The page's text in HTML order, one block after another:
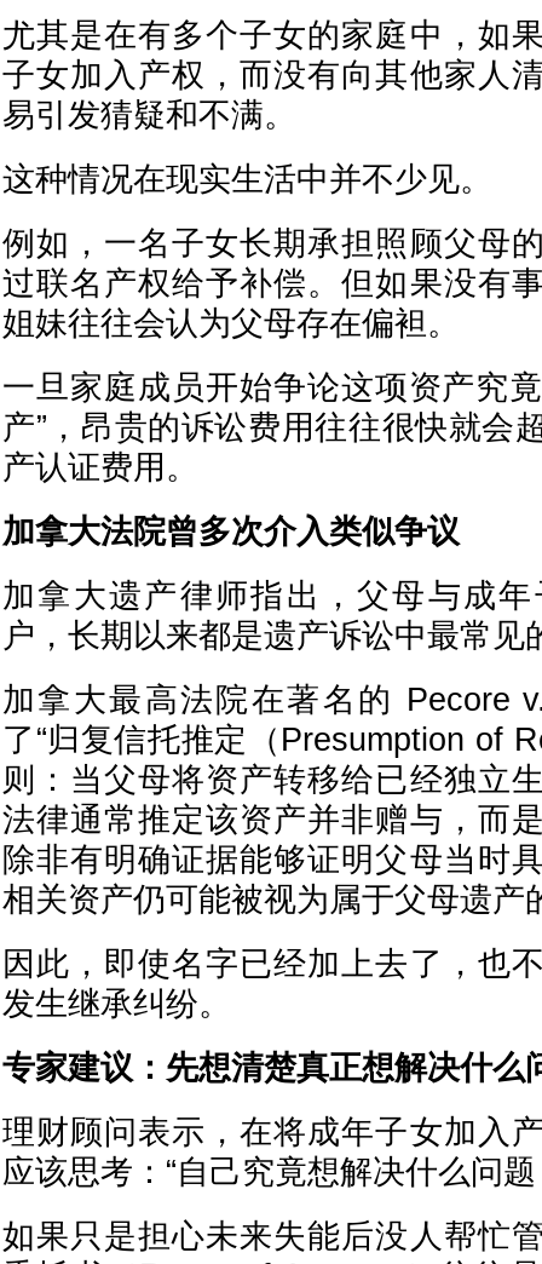
尤其是在有多个子女的家庭中，如
子女加入产权，而没有向其他家人
易引发猜疑和不满。
这种情况在现实生活中并不少见。
例如，一名子女长期承担照顾父母
过联名产权给予补偿。但如果没有
姐妹往往会认为父母存在偏袒。
一旦家庭成员开始争论这项资产究
产”，昂贵的诉讼费用往往很快就会
产认证费用。
加拿大法院曾多次介入类似争议
加拿大遗产律师指出，父母与成
户，长期以来都是遗产诉讼中最常见
加拿大最高法院在著名的 Pecore
了“归复信托推定（Presumption of
则：当父母将资产转移给已经独立
法律通常推定该资产并非赠与，而
除非有明确证据能够证明父母当时
相关资产仍可能被视为属于父母遗产
因此，即使名字已经加上去了，也
发生继承纠纷。
专家建议：先想清楚真正想解决什么
理财顾问表示，在将成年子女加入
应该思考：“自己究竟想解决什么问题
如果只是担心未来失能后没人帮忙